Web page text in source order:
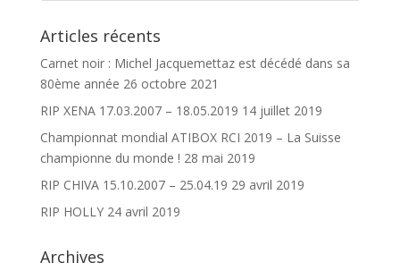
Articles récents
Carnet noir : Michel Jacquemettaz est décédé dans sa
80ème année 26 octobre 2021
RIP XENA 17.03.2007 – 18.05.2019 14 juillet 2019
Championnat mondial ATIBOX RCI 2019 – La Suisse
championne du monde ! 28 mai 2019
RIP CHIVA 15.10.2007 – 25.04.19 29 avril 2019
RIP HOLLY 24 avril 2019
Archives